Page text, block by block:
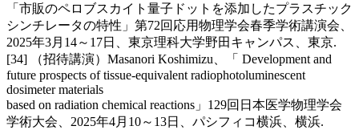
「市販のペロブスカイト量子ドットを添加したプラスチック
シンチレータの特性」第72回応用物理学会春季学術講演会、
2025年3月14～17日、東京理科大学野田キャンパス、東京.
[34] （招待講演）Masanori Koshimizu、「 Development and
future prospects of tissue-equivalent radiophotoluminescent
dosimeter materials
based on radiation chemical reactions」129回日本医学物理学会
学術大会、2025年4月10～13日、パシフィコ横浜、横浜.